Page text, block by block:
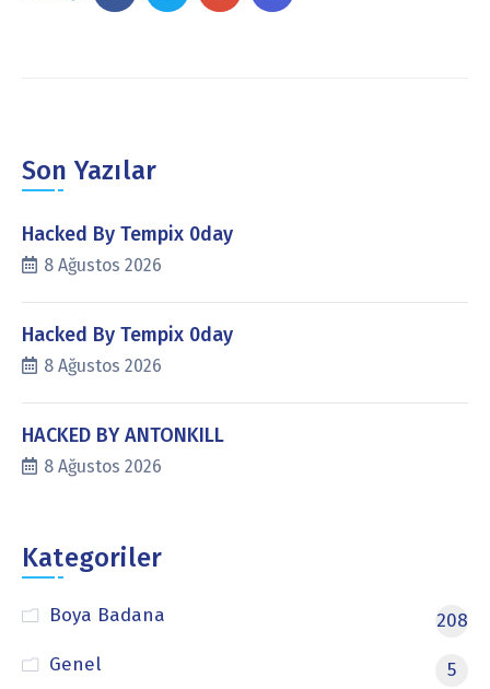
Son Yazılar
Hacked By Tempix 0day
8 Ağustos 2026
Hacked By Tempix 0day
8 Ağustos 2026
HACKED BY ANTONKILL
8 Ağustos 2026
Kategoriler
Boya Badana
208
Genel
5